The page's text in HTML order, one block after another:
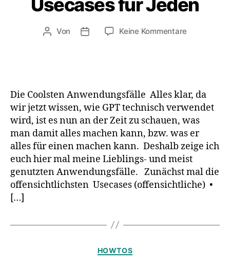
Beitragsautor
Von Veröffentlichungsdatum
Keine Kommentare
Usecases
für
Jeden
Die Coolsten Anwendungsfälle Alles klar, da
wir jetzt wissen, wie GPT technisch verwendet
wird, ist es nun an der Zeit zu schauen, was
man damit alles machen kann, bzw. was er
alles für einen machen kann. Deshalb zeige ich
euch hier mal meine Lieblings- und meist
genutzten Anwendungsfälle. Zunächst mal die
offensichtlichsten Usecases (offensichtliche) •
[…]
Kategorien
HOWTOS